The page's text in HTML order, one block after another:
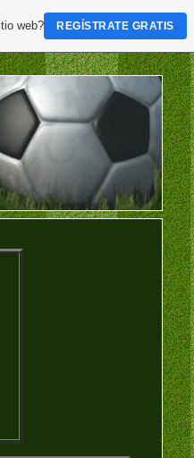
web? REGÍSTRATE GRATIS